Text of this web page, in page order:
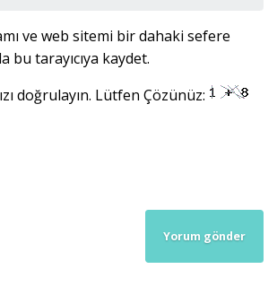
ve web sitemi bir dahaki sefere
bu tarayıcıya kaydet.
doğrulayın. Lütfen Çözünüz: